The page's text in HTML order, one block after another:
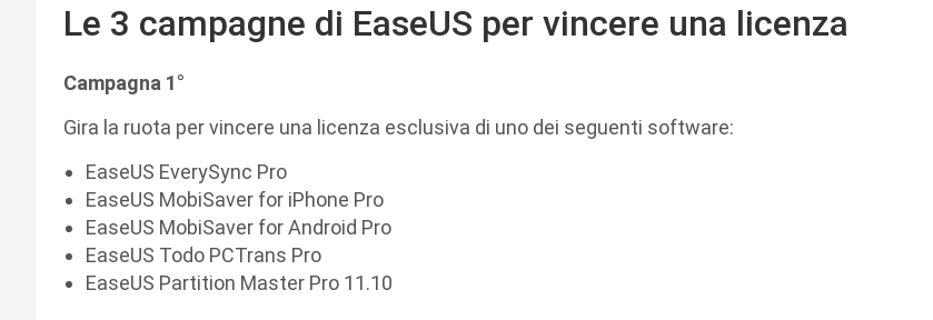
Le 3 campagne di EaseUS per vincere una licenza
Campagna 1°
Gira la ruota per vincere una licenza esclusiva di uno dei seguenti software:
EaseUS EverySync Pro
EaseUS MobiSaver for iPhone Pro
EaseUS MobiSaver for Android Pro
EaseUS Todo PCTrans Pro
EaseUS Partition Master Pro 11.10